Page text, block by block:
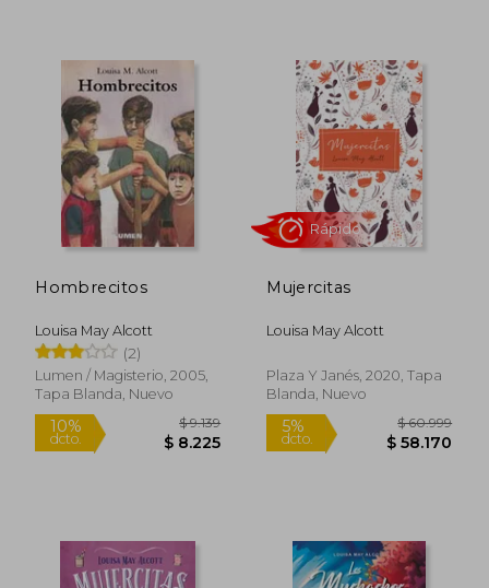
10%
dcto.
$ 16.126
$ 14.513
10%
dcto.
Hombrecitos
Louisa May Alcott
(2)
Lumen / Magisterio, 2005,
Tapa Blanda, Nuevo
Mujercitas
Louisa May Alcott
Plaza Y Janés, 2020, Tapa
Blanda, Nuevo